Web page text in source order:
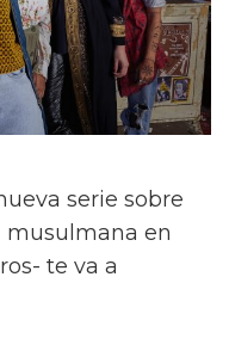
serie sobre
en
te va a